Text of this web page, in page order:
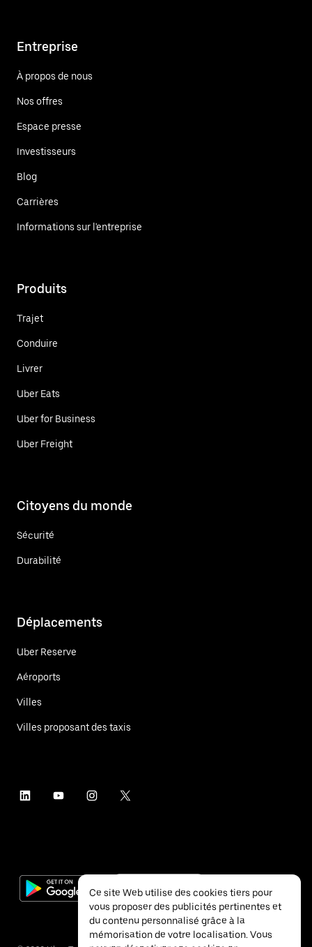
Entreprise
À propos de nous
Nos offres
Espace presse
Investisseurs
Blog
Carrières
Informations sur l'entreprise
Produits
Trajet
Conduire
Livrer
Uber Eats
Uber for Business
Uber Freight
Citoyens du monde
Sécurité
Durabilité
Déplacements
Uber Reserve
Aéroports
Villes
Villes proposant des taxis
Ce site Web utilise des cookies tiers pour
vous proposer des publicités pertinentes et
du contenu personnalisé grâce à la
mémorisation de votre localisation. Vous